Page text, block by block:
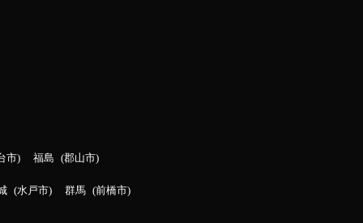
市 福島 郡山市
水戸市 群馬 前橋市